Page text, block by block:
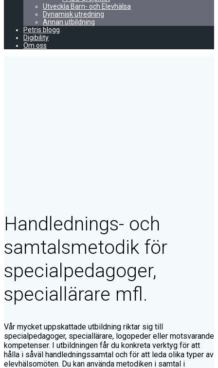
Utveckla Barn- och Elevhälsa
Dynamisk utredning
Annan utbildning
Petris blogg
Digibility
Om oss
Handlednings- och
samtalsmetodik för
specialpedagoger,
speciallärare mfl.
Vår mycket uppskattade utbildning riktar sig till
specialpedagoger, speciallärare, logopeder eller motsvarande
kompetenser. I utbildningen får du konkreta verktyg för att
hålla i såväl handledningssamtal och för att leda olika typer av
elevhälsomöten. Du kan använda metodiken i samtal i